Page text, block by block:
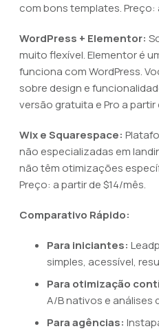
com bons templates. Preço:
WordPress + Elementor:
muito flexível. Elementor é
funciona com WordPress.
sobre design e
versão gratuita e Pro a partir
Wix e Squarespace:
não especializadas em
não têm otimizações
Preço: a partir de $14/mês.
Comparativo Rápido:
Para iniciantes:
simples, acessível,
Para otimização
A/B nativos e análises
Para agências: